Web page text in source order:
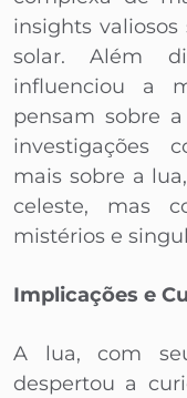
insights
solar. Além
influenciou a
pensam sobre
investigações
mais sobre a
celeste, mas
mistérios e
Implicações e
A lua, com
despertou a